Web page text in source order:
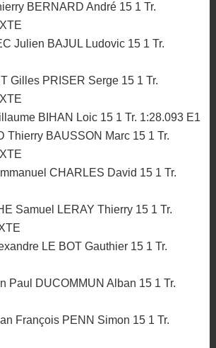
BERNARD André 15 1 Tr.
Julien BAJUL Ludovic 15 1 Tr.
Gilles PRISER Serge 15 1 Tr.
BIHAN Loic 15 1 Tr. 1:28.093 E1
Thierry BAUSSON Marc 15 1 Tr.
CHARLES David 15 1 Tr.
Samuel LERAY Thierry 15 1 Tr.
LE BOT Gauthier 15 1 Tr.
Paul DUCOMMUN Alban 15 1 Tr.
François PENN Simon 15 1 Tr.